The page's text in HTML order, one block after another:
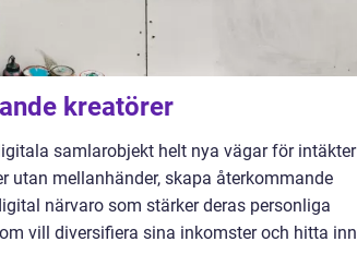
kreatörer
samlarobjekt helt nya vägar för
utan mellanhänder, skapa återkommande
närvaro som stärker deras personliga
vill diversifiera sina inkomster och hitta